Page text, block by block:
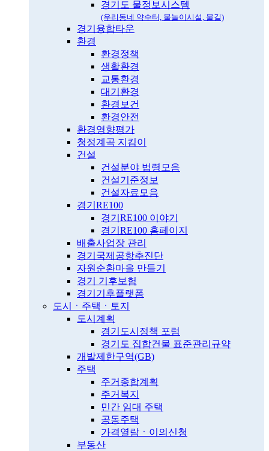
경기도 물정보시스템
(우리동네 약수터, 물놀이시설, 물길)
경기융합타운
환경
환경정책
생활환경
교통환경
대기환경
환경보건
환경안전
환경영향평가
청정계곡 지킴이
건설
건설분야 법령모음
건설기준정보
건설자료모음
경기RE100
경기RE100 이야기
경기RE100 홈페이지
배출사업장 관리
경기국제공항추진단
자원순환마을 만들기
경기 기후보험
경기기후플랫폼
도시ㆍ주택ㆍ토지
도시계획
경기도시정책 포럼
경기도 집합건물 표준관리규약
개발제한구역(GB)
주택
주거종합계획
주거복지
민간 임대 주택
공동주택
가격열람ㆍ이의신청
부동산